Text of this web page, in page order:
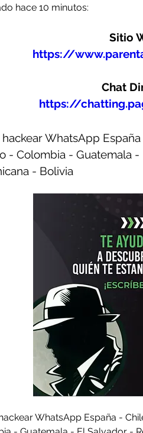
hace 10 minutos:
Sitio
https://
Chat
https://
WhatsApp
- Colombia - Guatemala
- Bolivia
WhatsApp España -